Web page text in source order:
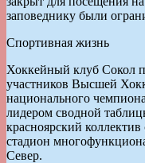
заповеднику были
Спортивная жизнь
Хоккейный клуб Сокол
участников Высшей
национального
лидером сводной
красноярский
стадион
Север.